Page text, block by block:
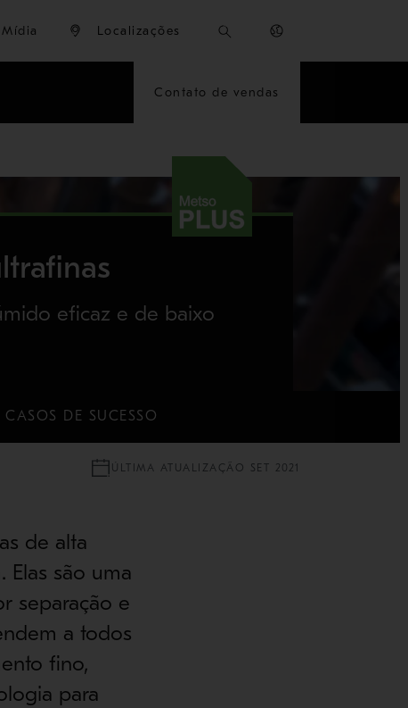
Mídia Localizações
Contato de vendas
eficaz e de baixo
CASOS DE SUCESSO
ÚLTIMA ATUALIZAÇÃO SET 2021
de alta
Elas são uma
separação e
a todos
fino,
para